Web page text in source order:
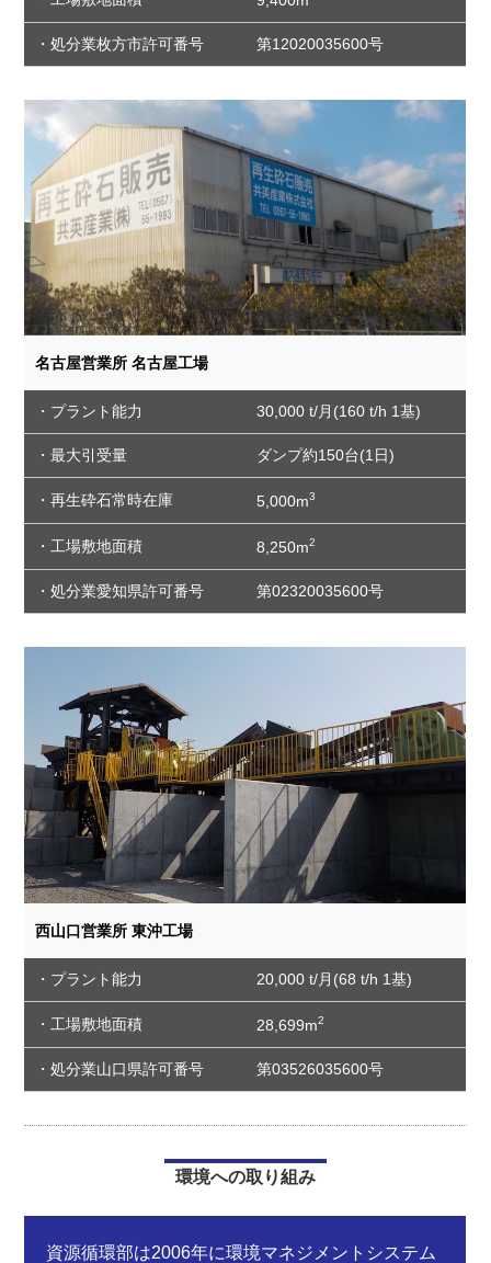
・処分業枚方市許可番号 第12020035600号
名古屋営業所 名古屋工場
・プラント能力 30,000 t/月(160 t/h 1基)
・最大引受量 ダンプ約150台(1日)
・再生砕石常時在庫 5,000m3
・工場敷地面積 8,250m2
・処分業愛知県許可番号 第02320035600号
西山口営業所 東沖工場
・プラント能力 20,000 t/月(68 t/h 1基)
・工場敷地面積 28,699m2
・処分業山口県許可番号 第03526035600号
環境への取り組み
資源循環部は2006年に環境マネジメントシステム